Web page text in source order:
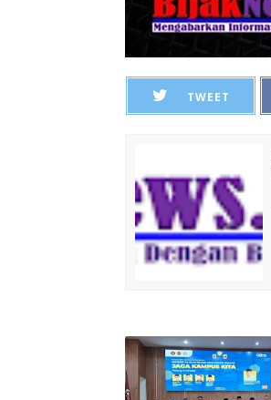
TWEET